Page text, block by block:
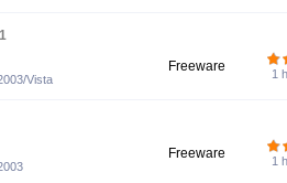
Vista
Freeware 1
Freeware 1